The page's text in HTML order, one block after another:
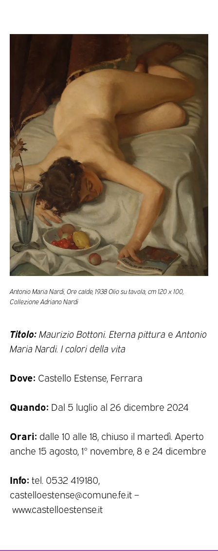
Antonio Maria Nardi, Ore calde, 1938 Olio su tavola, cm 120 x 100,
Collezione Adriano Nardi
Titolo:Maurizio Bottoni. Eterna pittura e Antonio
Maria Nardi. I colori della vita
Dove: Castello Estense, Ferrara
Quando: Dal 5 luglio al 26 dicembre 2024
Orari: dalle 10 alle 18, chiuso il martedì. Aperto
anche 15 agosto, 1° novembre, 8 e 24 dicembre
Info: tel. 0532 419180,
castelloestense@comune.fe.it –
www.castelloestense.it